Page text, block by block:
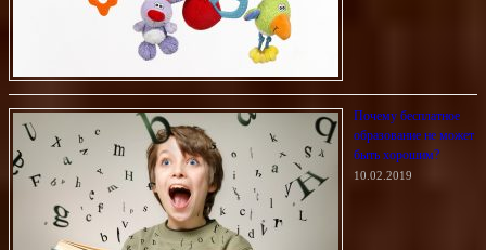
Почему бесплатное
образование не может
быть хорошим?
10.02.2019